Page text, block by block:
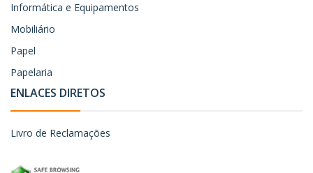
Informática e Equipamentos
Mobiliário
Papel
Papelaria
ENLACES DIRETOS
Livro de Reclamações